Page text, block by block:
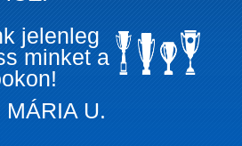
jelenleg
minket a
U.